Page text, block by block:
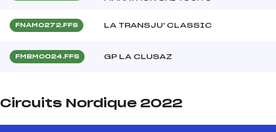
FNAM0272.FFS LA TRANSJU' CLASSIC
FMBM0024.FFS GP LA CLUSAZ
Circuits Nordique 2022